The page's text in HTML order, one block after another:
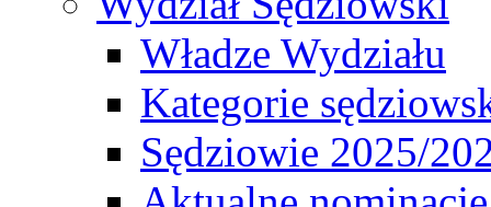
Władze Wydziału
Kategorie
Sędziowie 2025/